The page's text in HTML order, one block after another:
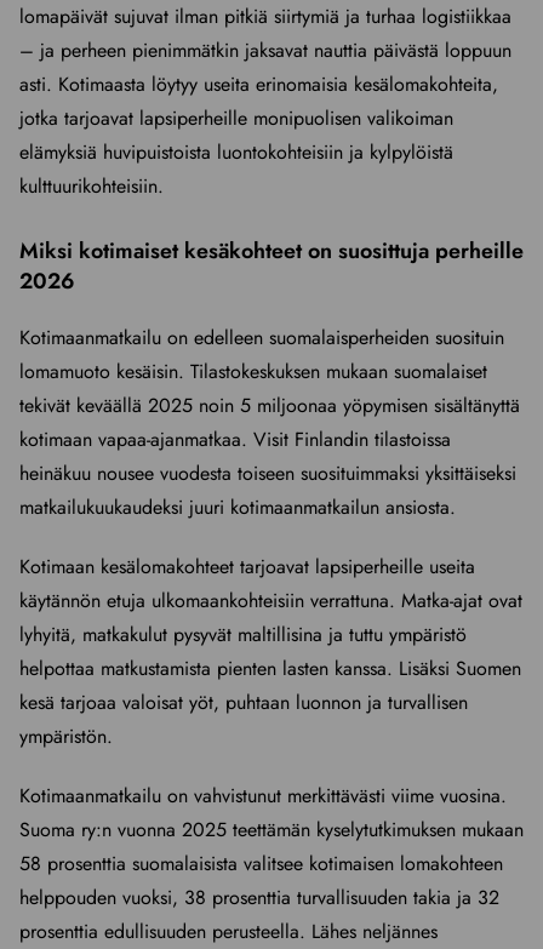
lomapäivät sujuvat ilman pitkiä siirtymiä ja turhaa logistiikkaa
– ja perheen pienimmätkin jaksavat nauttia päivästä loppuun
asti. Kotimaasta löytyy useita erinomaisia kesälomakohteita,
jotka tarjoavat lapsiperheille monipuolisen valikoiman
elämyksiä huvipuistoista luontokohteisiin ja kylpylöistä
kulttuurikohteisiin.
Miksi kotimaiset kesäkohteet on suosittuja perheille
2026
Kotimaanmatkailu on edelleen suomalaisperheiden suosituin
lomamuoto kesäisin. Tilastokeskuksen mukaan suomalaiset
tekivät keväällä 2025 noin 5 miljoonaa yöpymisen sisältänyttä
kotimaan vapaa-ajanmatkaa. Visit Finlandin tilastoissa
heinäkuu nousee vuodesta toiseen suosituimmaksi yksittäiseksi
matkailukuukaudeksi juuri kotimaanmatkailun ansiosta.
Kotimaan kesälomakohteet tarjoavat lapsiperheille useita
käytännön etuja ulkomaankohteisiin verrattuna. Matka-ajat ovat
lyhyitä, matkakulut pysyvät maltillisina ja tuttu ympäristö
helpottaa matkustamista pienten lasten kanssa. Lisäksi Suomen
kesä tarjoaa valoisat yöt, puhtaan luonnon ja turvallisen
ympäristön.
Kotimaanmatkailu on vahvistunut merkittävästi viime vuosina.
Suoma ry:n vuonna 2025 teettämän kyselytutkimuksen mukaan
58 prosenttia suomalaisista valitsee kotimaisen lomakohteen
helppouden vuoksi, 38 prosenttia turvallisuuden takia ja 32
prosenttia edullisuuden perusteella. Lähes neljännes